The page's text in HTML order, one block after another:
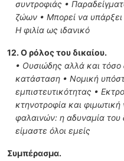
συντροφιάς •
ζώων • Μπορεί να
Η φιλία ως ιδανικό
12. Ο ρόλος του δικαίου.
• Ουσιώδης αλλά και
κατάσταση • Νομική
εμπιστευτικότητας •
κτηνοτροφία και
φαλαινών: η αδυναμία του
είμαστε όλοι εμείς
Συμπέρασμα.